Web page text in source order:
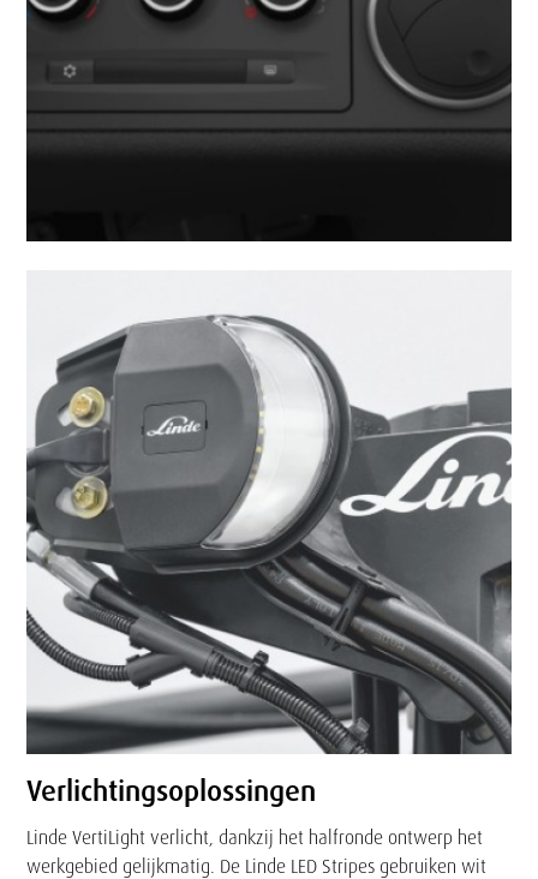
Verlichtingsoplossingen
Linde VertiLight verlicht, dankzij het halfronde ontwerp het
werkgebied gelijkmatig. De Linde LED Stripes gebruiken wit